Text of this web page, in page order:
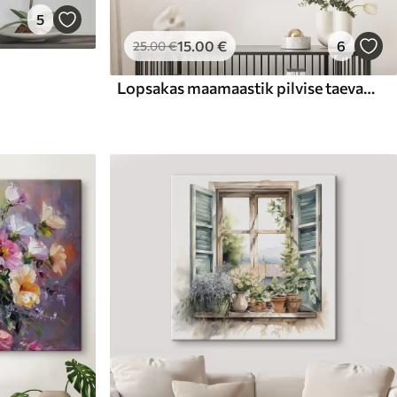
5
25.00€15.00 € 6
Lopsakas maamaastik pilvise taeva all elava värviliste lilledega täidetud metslilleniiduga